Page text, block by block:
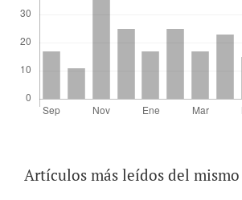
Artículos más leídos del